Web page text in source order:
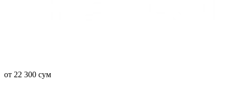
от 22 300 сум